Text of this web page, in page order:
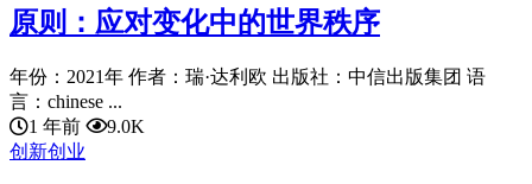
原则：应对变化中的世界秩序
年份：2021年 作者：瑞·达利欧 出版社：中信出版集团 语
言：chinese ...
1 年前
9.0K
创新创业